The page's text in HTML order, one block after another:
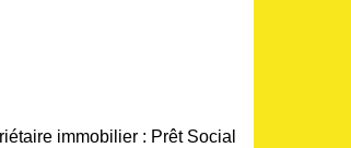
immobilier : Prêt Social